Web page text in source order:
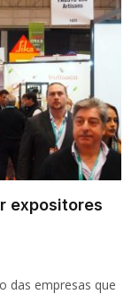
expositores
das empresas que